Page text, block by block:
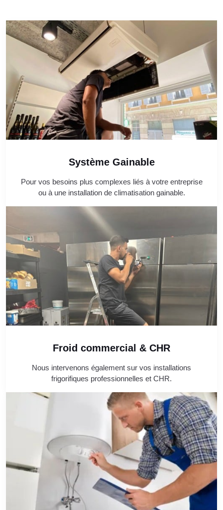
Système Gainable
Pour vos besoins plus complexes liés à votre entreprise
ou à une installation de climatisation gainable.
Froid commercial & CHR
Nous intervenons également sur vos installations
frigorifiques professionnelles et CHR.